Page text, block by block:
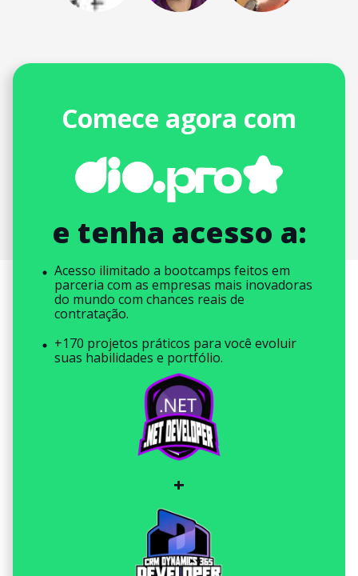
Comece agora com
e tenha acesso a:
Acesso ilimitado a bootcamps feitos em
parceria com as empresas mais inovadoras
do mundo com chances reais de
contratação.
+170 projetos práticos para você evoluir
suas habilidades e portfólio.
+